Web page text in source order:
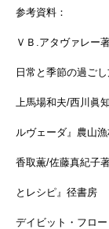
参考資料：
ＶＢ.アタヴァレー
日常と季節の過ご
上馬場和夫/西川眞
ルヴェーダ』農山
香取薫/佐藤真紀子
とレシピ』径書房
デイビット・フロ